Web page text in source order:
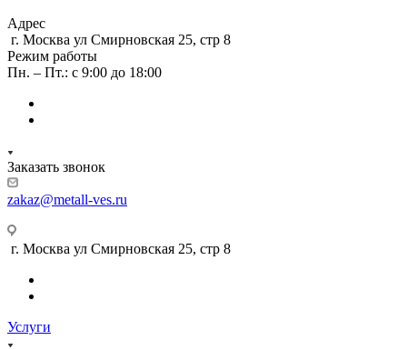
Адрес
г. Москва ул Смирновская 25, стр 8
Режим работы
Пн. – Пт.: с 9:00 до 18:00
Заказать звонок
zakaz@metall-ves.ru
г. Москва ул Смирновская 25, стр 8
Услуги